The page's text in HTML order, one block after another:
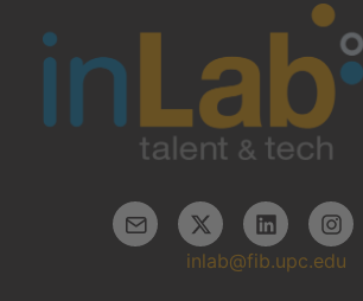
inlab@fib.upc.edu